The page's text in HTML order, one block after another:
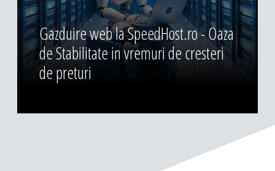
Gazduire web la SpeedHost.ro - Oaza
de Stabilitate in vremuri de cresteri
de preturi